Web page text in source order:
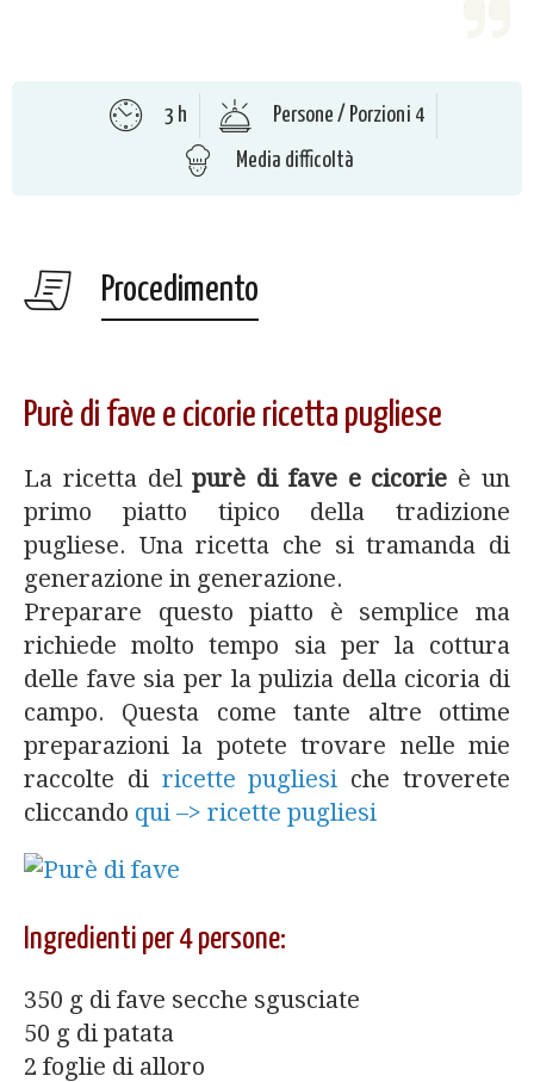
3 h
Persone / Porzioni 4
Media difficoltà
Procedimento
Purè di fave e cicorie ricetta pugliese
La ricetta delpurè di fave e cicorie è un
primo piatto tipico della tradizione
pugliese. Una ricetta che si tramanda di
generazione in generazione.
Preparare questo piatto è semplice ma
richiede molto tempo sia per la cottura
delle fave sia per la pulizia della cicoria di
campo. Questa come tante altre ottime
preparazioni la potete trovare nelle mie
raccolte di ricette pugliesi che troverete
cliccando qui –> ricette pugliesi
Ingredienti per 4 persone:
350 g di fave secche sgusciate
50 g di patata
2 foglie di alloro